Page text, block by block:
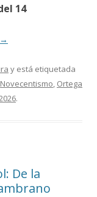
14
→
y está etiquetada
Novecentismo, Ortega
.
De la